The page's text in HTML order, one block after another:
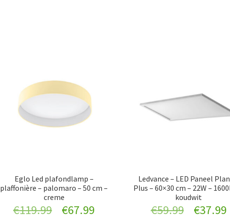
Eglo Led plafondlamp –
plaffonière – palomaro – 50 cm –
creme
€119.99
Original
€67.99
Ledvance – LED Paneel
Plus – 60×30 cm – 22W –
koudwit
€59.99
Original
€37.99